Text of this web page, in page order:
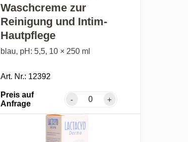
Waschcreme zur
Reinigung und Intim-
Hautpflege
blau, pH: 5,5, 10 × 250 ml
Art. Nr.: 12392
Preis auf
Anfrage
- +